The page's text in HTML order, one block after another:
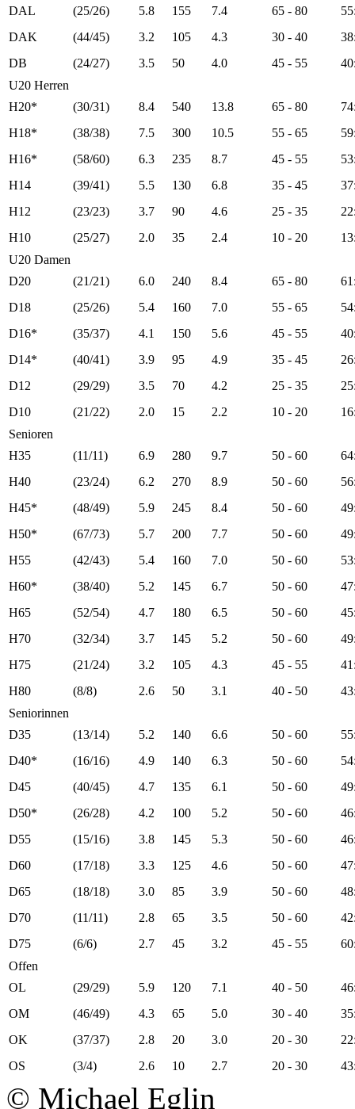
DAL
(25/26) 5.8 155 7.4 65 - 80
DAK
(44/45) 3.2 105 4.3 30 - 40
DB
(24/27) 3.5 50 4.0 45 - 55
U20 Herren
H20*
(30/31) 8.4 540 13.8 65 - 80
H18*
(38/38) 7.5 300 10.5 55 - 65
H16*
(58/60) 6.3 235 8.7 45 - 55
H14
(39/41) 5.5 130 6.8 35 - 45
H12
(23/23) 3.7 90 4.6 25 - 35
H10
(25/27) 2.0 35 2.4 10 - 20
U20 Damen
D20
(21/21) 6.0 240 8.4 65 - 80
D18
(25/26) 5.4 160 7.0 55 - 65
D16*
(35/37) 4.1 150 5.6 45 - 55
D14*
(40/41) 3.9 95 4.9 35 - 45
D12
(29/29) 3.5 70 4.2 25 - 35
D10
(21/22) 2.0 15 2.2 10 - 20
Senioren
H35
(11/11) 6.9 280 9.7 50 - 60
H40
(23/24) 6.2 270 8.9 50 - 60
H45*
(48/49) 5.9 245 8.4 50 - 60
H50*
(67/73) 5.7 200 7.7 50 - 60
H55
(42/43) 5.4 160 7.0 50 - 60
H60*
(38/40) 5.2 145 6.7 50 - 60
H65
(52/54) 4.7 180 6.5 50 - 60
H70
(32/34) 3.7 145 5.2 50 - 60
H75
(21/24) 3.2 105 4.3 45 - 55
H80
(8/8) 2.6 50 3.1 40 - 50
Seniorinnen
D35
(13/14) 5.2 140 6.6 50 - 60
D40*
(16/16) 4.9 140 6.3 50 - 60
D45
(40/45) 4.7 135 6.1 50 - 60
D50*
(26/28) 4.2 100 5.2 50 - 60
D55
(15/16) 3.8 145 5.3 50 - 60
D60
(17/18) 3.3 125 4.6 50 - 60
D65
(18/18) 3.0 85 3.9 50 - 60
D70
(11/11) 2.8 65 3.5 50 - 60
D75
(6/6) 2.7 45 3.2 45 - 55
Offen
OL
(29/29) 5.9 120 7.1 40 - 50
OM
(46/49) 4.3 65 5.0 30 - 40
OK
(37/37) 2.8 20 3.0 20 - 30
OS
(3/4) 2.6 10 2.7 20 - 30
© Michael Eglin